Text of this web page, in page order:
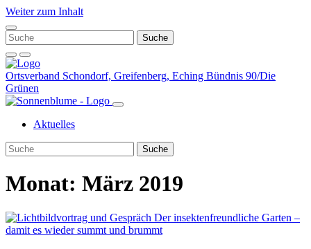
Weiter zum Inhalt
Ortsverband Schondorf, Greifenberg, Eching Bündnis 90/Die
Grünen
Aktuelles
Monat: März 2019